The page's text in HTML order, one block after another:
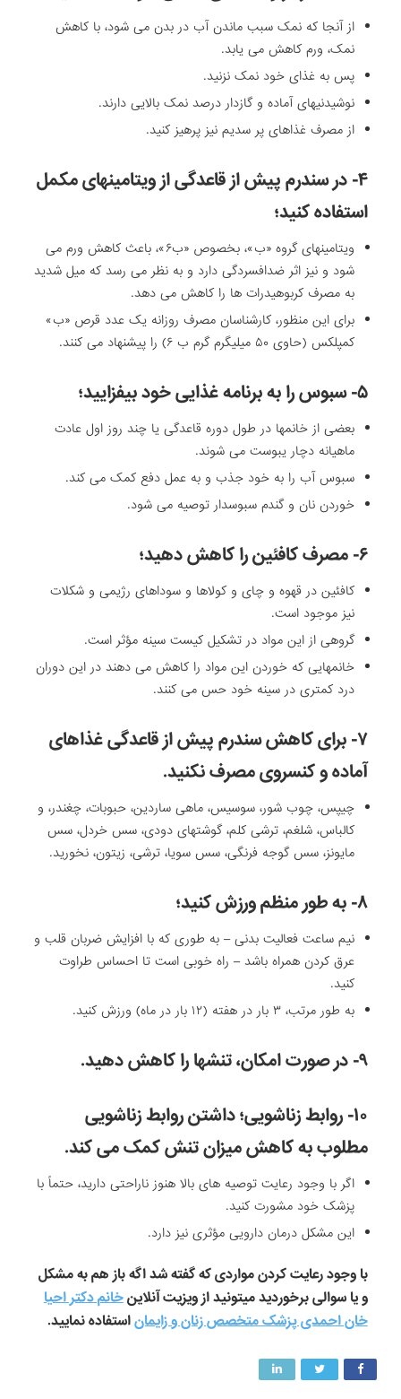
از آنجا که نمک سبب ماندن آب در بدن می شود، با کاهش
نمک، ورم کاهش می یابد.
پس به غذای خود نمک نزنید.
نوشیدنیهای آماده و گازدار درصد نمک بالایی دارند.
از مصرف غذاهای پر سدیم نیز پرهیز کنید.
۴- در سندرم پیش از قاعدگی از ویتامینهای مکمل
استفاده کنید؛
ویتامینهای گروه «ب»، بخصوص «ب۶»، باعث کاهش ورم می
شود و نیز اثر ضدافسردگی دارد و به نظر می رسد که میل شدید
به مصرف کربوهیدرات ها را کاهش می دهد.‌
برای این منظور، کارشناسان مصرف روزانه یک عدد قرص «ب»
کمپلکس (حاوی ۵۰ میلیگرم گرم ب ۶) را پیشنهاد می کنند.
۵- سبوس را به برنامه غذایی خود بیفزایید؛
بعضی از خانمها در طول دوره قاعدگی یا چند روز اول عادت
ماهیانه دچار یبوست می شوند.
سبوس آب را به خود جذب و به عمل دفع کمک می کند.
خوردن نان و گندم سبوسدار توصیه می شود.
۶- مصرف کافئین را کاهش دهید؛
کافئین در قهوه و چای و کولاها و سوداهای رژیمی و شکلات
نیز موجود است.
گروهی از این مواد در تشکیل کیست سینه مؤثر است.
خانمهایی که خوردن این مواد را کاهش می دهند در این دوران
درد کمتری در سینه خود حس می کنند.
۷- برای کاهش سندرم پیش از قاعدگی غذاهای
آماده و کنسروی مصرف نکنید.
چیپس، چوب شور، سوسیس، ماهی ساردین، حبوبات، چغندر،‌ و
کالباس، شلغم، ترشی کلم، گوشتهای دودی، سس خردل، سس
مایونز، سس گوجه فرنگی، سس سویا، ترشی، زیتون، نخورید.
۸- به طور منظم ورزش کنید؛
نیم ساعت فعالیت بدنی – به طوری که با افزایش ضربان قلب و
عرق کردن همراه باشد – راه خوبی است تا احساس طراوت
کنید.
به طور مرتب، ۳ بار در هفته (۱۲ بار در ماه)‌ ورزش کنید.
۹- در صورت امکان، تنشها را کاهش دهید.
۱۰- روابط زناشویی؛ داشتن روابط زناشویی
مطلوب به کاهش میزان تنش کمک می کند.
اگر با وجود رعایت توصیه های بالا هنوز ناراحتی دارید، حتماً با
پزشک خود مشورت کنید.
این مشکل درمان دارویی مؤثری نیز دارد.
با وجود رعایت کردن مواردی که گفته شد اگه باز هم به مشکل
و یا سوالی برخوردید میتونید از ویزیت آنلاینخانم دکتر احیا
خان احمدی پزشک متخصص زنان و زایماناستفاده نمایید.